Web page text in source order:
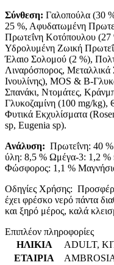
Σύνθεση: Γαλοπούλα (30
25 %, Αφυδατωμένη
Πρωτεΐνη Κοτόπουλου
Υδρολυμένη Ζωική
Έλαιο Σολομού (2 %),
Λιναρόσπορος, Μεταλλικά
Ινουλίνης), MOS & Β-
Σπανάκι, Ντομάτες,
Γλυκοζαμίνη (100 mg/kg),
Φυτικά Εκχυλίσματα
sp, Eugenia sp).
Ανάλυση: Πρωτεΐνη: 40
ύλη: 8,5 % Ωμέγα-3: 1,2
Φώσφορος: 1,1 %
Οδηγίες Χρήσης:
έχει φρέσκο νερό πάντα
και ξηρό μέρος, καλά
Επιπλέον πληροφορίες
ΗΛΙΚΙΑ
ADULT,
ΕΤΑΙΡΙΑ